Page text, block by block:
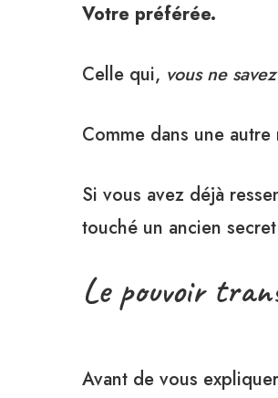
Votre préférée.
Celle qui, vous ne
Comme dans une autre
Si vous avez déjà
touché un ancien
Le pouvoir
Avant de vous